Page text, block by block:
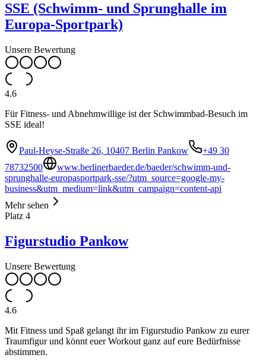
SSE (Schwimm- und Sprunghalle im
Europa-Sportpark)
Unsere Bewertung
4.6
Für Fitness- und Abnehmwillige ist der Schwimmbad-Besuch im
SSE ideal!
Paul-Heyse-Straße 26, 10407 Berlin Pankow
+49 30
78732500
www.berlinerbaeder.de/baeder/schwimm-und-
sprunghalle-europasportpark-sse/?utm_source=google-my-
business&utm_medium=link&utm_campaign=content-api
Mehr sehen
Platz 4
Figurstudio Pankow
Unsere Bewertung
4.6
Mit Fitness und Spaß gelangt ihr im Figurstudio Pankow zu eurer
Traumfigur und könnt euer Workout ganz auf eure Bedürfnisse
abstimmen.